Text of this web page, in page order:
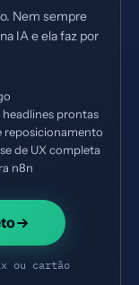
Nem sempre
IA e ela faz por
headlines prontas
reposicionamento
de UX completa
n8n
ou cartão